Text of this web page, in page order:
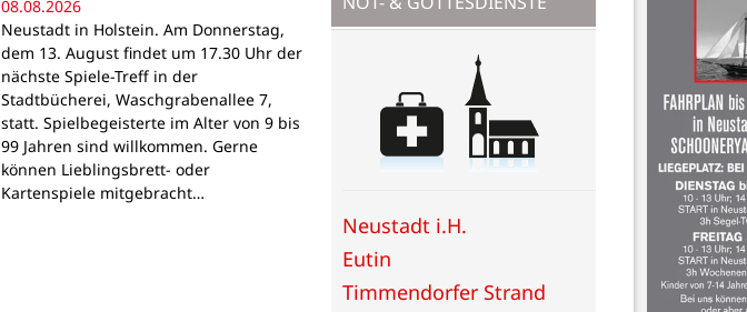
08.08.2026
Neustadt in Holstein. Am Donnerstag,
dem 13. August findet um 17.30 Uhr der
nächste Spiele-Treff in der
Stadtbücherei, Waschgrabenallee 7,
statt. Spielbegeisterte im Alter von 9 bis
99 Jahren sind willkommen. Gerne
können Lieblingsbrett- oder
Kartenspiele mitgebracht…
Neustadt i.H.
Eutin
Timmendorfer Strand